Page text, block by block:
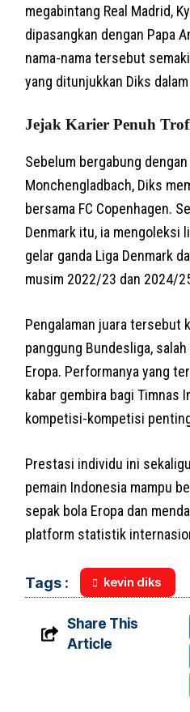
megabintang Real Madrid,
dipasangkan dengan Papa
nama-nama tersebut
yang ditunjukkan Diks
Jejak Karier Penuh
Sebelum bergabung
Monchengladbach, Diks
bersama FC Copenhagen.
Denmark itu, ia mengoleksi
gelar ganda Liga Denmark
musim 2022/23 dan 2024/
Pengalaman juara tersebut
panggung Bundesliga,
Eropa. Performanya yang
kabar gembira bagi Timnas
kompetisi-kompetisi
Prestasi individu ini
pemain Indonesia mampu
sepak bola Eropa dan
platform statistik
Tags : kevin diks
Share This
Article